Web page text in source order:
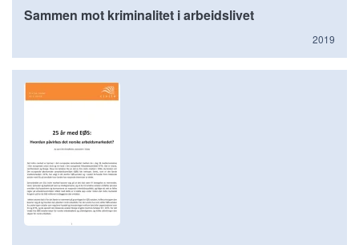
Sammen mot kriminalitet i arbeidslivet
2019